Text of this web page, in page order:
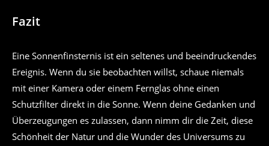
Fazit
Eine Sonnenfinsternis ist ein seltenes und beeindruckendes
Ereignis. Wenn du sie beobachten willst, schaue niemals
mit einer Kamera oder einem Fernglas ohne einen
Schutzfilter direkt in die Sonne. Wenn deine Gedanken und
Überzeugungen es zulassen, dann nimm dir die Zeit, diese
Schönheit der Natur und die Wunder des Universums zu